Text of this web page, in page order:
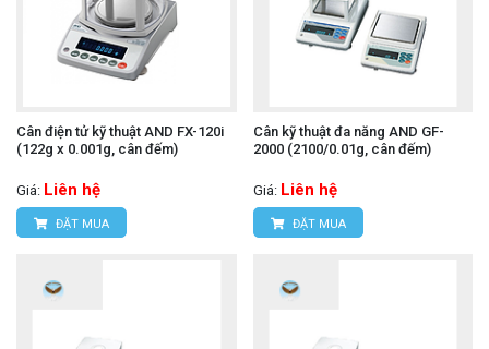
Cân điện tử kỹ thuật AND FX-120i
(122g x 0.001g, cân đếm)
Giá: Liên hệ
ĐẶT MUA
Cân kỹ thuật đa năng AND GF-
2000 (2100/0.01g, cân đếm)
Giá: Liên hệ
ĐẶT MUA